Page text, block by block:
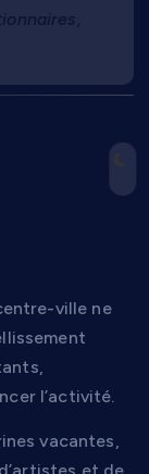
ville ne
l’activité.
vacantes,